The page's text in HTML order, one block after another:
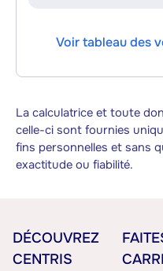
Voir tableau des
La calculatrice et toute
celle-ci sont fournies
fins personnelles et sans
exactitude ou fiabilité.
DÉCOUVREZ
CENTRIS